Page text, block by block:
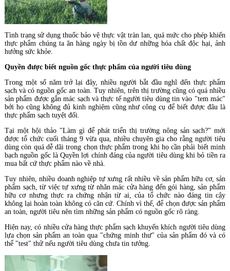
Tình trạng sử dụng thuốc bảo vệ thực vật tràn lan, quá mức cho phép khiến
thực phẩm chúng ta ăn hàng ngày bị tồn dư những hóa chất độc hại, ảnh
hưởng sức khỏe.
Quyền được biết nguồn gốc thực phẩm của người tiêu dùng
Trong một số năm trở lại đây, nhiều người bắt đầu nghĩ đến thực phẩm
sạch và có nguồn gốc an toàn. Tuy nhiên, trên thị trường cũng có quá nhiều
sản phẩm được gắn mác sạch và thực tế người tiêu dùng tin vào "tem mác"
bởi họ cũng không đủ kinh nghiệm cũng như công cụ để biết được đâu là
thực phẩm sạch tuyệt đối.
Tại một hội thảo "Làm gì để phát triển thị trường nông sản sạch?" mới
được tổ chức cuối tháng 9 vừa qua, nhiều chuyên gia cho rằng người tiêu
dùng còn quá dễ dãi trong chọn thực phẩm trong khi họ cần phải biết minh
bạch nguồn gốc là Quyền lợi chính đáng của người tiêu dùng khi bỏ tiền ra
mua bất cứ thực phẩm nào về nhà.
Tuy nhiên, nhiều doanh nghiệp tự xưng rất nhiều về sản phẩm hữu cơ, sản
phẩm sạch, từ việc tự xưng từ nhãn mác cửa hàng đến gói hàng, sản phẩm
hữu cơ nhưng thực ra chứng nhận từ ai, của tổ chức nào đáng tin cậy
không lại hoàn toàn không có căn cứ. Chính vì thế, để chọn được sản phẩm
an toàn, người tiêu nên tìm những sản phẩm có nguồn gốc rõ ràng.
Hiện nay, có nhiều cửa hàng thực phẩm sạch khuyến khích người tiêu dùng
lựa chọn sản phẩm an toàn qua "chứng minh thư" của sản phẩm đó và có
thể "test" thử nếu người tiêu dùng chưa tin tưởng.